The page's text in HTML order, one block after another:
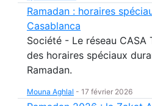
Ramadan : horaires
Casablanca
Société - Le réseau CASA
des horaires spéciaux
Ramadan.
Mouna Aghlal - 17 février 2026